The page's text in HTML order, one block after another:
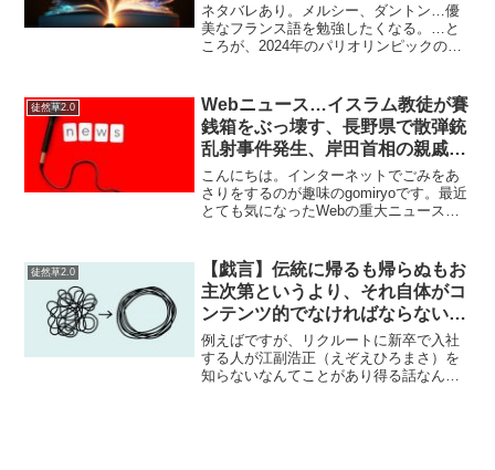
ネタバレあり。メルシー、ダントン…優
美なフランス語を勉強したくなる。…と
ころが、2024年のパリオリンピックの開
ちのイメージが壊れてしまった。フラン
スの歴史の血生臭さと...
徒然草2.0
Webニュース…イスラム教徒が賽
銭箱をぶっ壊す、長野県で散弾銃
乱射事件発生、岸田首相の親戚・
官邸で忘年会！アイスを食う！、
木村花さんの母・挿しの子を批
判！（他）
こんにちは。インターネットでごみをあ
さりをするのが趣味のgomiryoです。最近
とても気になったWebの重大ニュースを
す！お賽銭とらないの偉いねって思った
のわたしだけ。ま...
徒然草2.0
【戯言】伝統に帰るも帰らぬもお
主次第というより、それ自体がコ
ンテンツ的でなければならないの
では
例えばですが、リクルートに新卒で入社
する人が江副浩正（えぞえひろまさ）を
知らないなんてことがあり得る話なんだ